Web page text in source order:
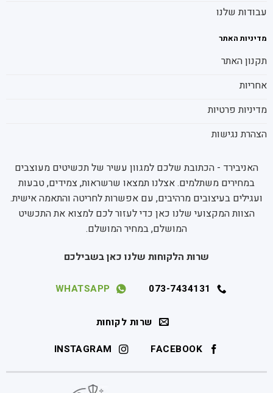
עבודות שלנו
מדיניות האתר
תקנון האתר
אחריות
מדיניות פרטיות
הצהרת נגישות
האניבירד - הכתובת שלכם למגוון עשיר של תכשיטים מעוצבים
במחירים משתלמים. אצלנו תמצאו שרשראות, צמידים, טבעות
ועגילים בעיצובים מרהיבים, עם אפשרות לחריטה והתאמה אישית.
הצוות המקצועי שלנו כאן כדי לעזור לכם למצוא את התכשיט
המושלם, במחיר המושלם.
שרות הלקוחות שלנו כאן בשבילכם
073-7434131
WHATSAPP
שרות לקוחות
FACEBOOK
INSTAGRAM